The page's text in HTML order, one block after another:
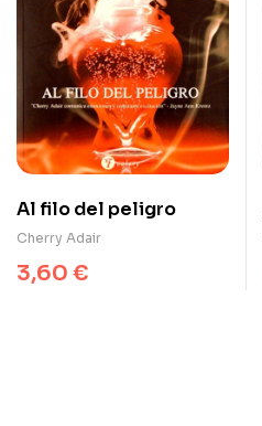
Al filo del peligro
Cherry Adair
3,60 €